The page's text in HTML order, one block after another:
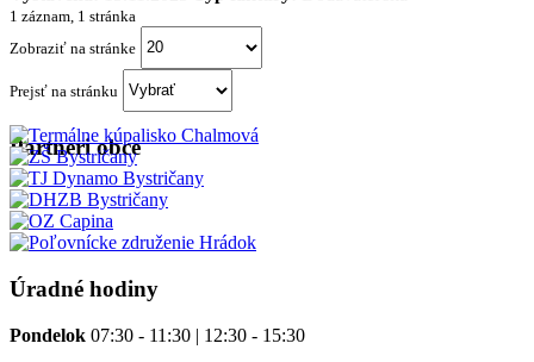
1 záznam, 1 stránka
Zobraziť na stránke
Prejsť na stránku
Partneri obce
Úradné hodiny
Pondelok 07:30 - 11:30 | 12:30 - 15:30